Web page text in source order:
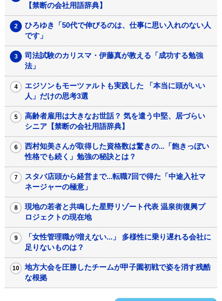
【禁断の会社用語辞典】
ひろゆき「50代で伸びるのは、仕事に思い入れのない人
です」
司法試験のカリスマ・伊藤真が教える「成功する勉強
法」
エジソンもモーツァルトも実践した 「本当に頭がいい
人」だけの思考3選
高齢者雇用は大きなお世話？ 気を遣う中堅、居づらい
シニア【禁断の会社用語辞典】
西村知美さんが取得した資格数は驚きの...「飽きっぽい
性格でも続く」勉強の秘訣とは？
スタバ店頭から経営まで...転職7回で得た「中途入社マ
ネージャーの極意」
現地の若者と共鳴した星野リゾート代表 温泉街復興プ
ロジェクトの現在地
「女性管理職が増えない...」 多様性に乗り遅れる会社に
足りないものは？
地方大会を圧勝したチームが甲子園初戦で姿を消す残酷
な根拠